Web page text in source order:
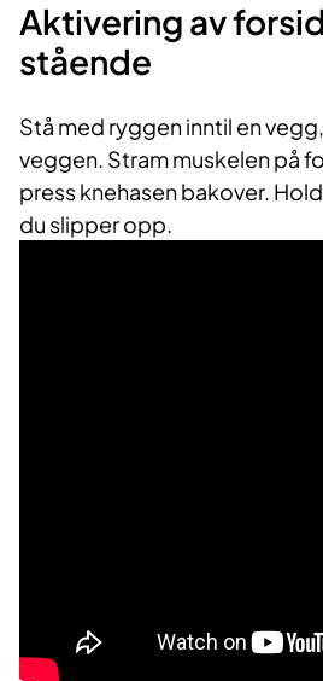
Aktivering av
stående
Stå med ryggen inntil en
veggen. Stram muskelen på
press knehasen bakover.
du slipper opp.